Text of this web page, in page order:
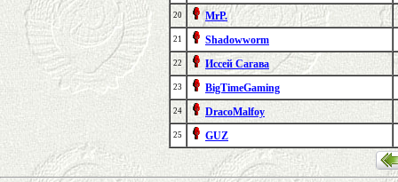
20 MrP.
21 Shadowworm
22 Иссей Сагава
23 BigTimeGaming
24 DracoMalfoy
25 GUZ